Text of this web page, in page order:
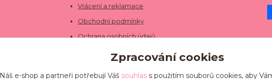
Vrácení a reklamace
Obchodní podmínky
Ochrana osobních údajů
Zpracování cookies
Náš e-shop a partneři potřebují Váš souhlass použitím souborů cookies, aby